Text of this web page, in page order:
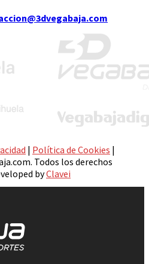
| Política de Cookies |
Todos los derechos
byClavei